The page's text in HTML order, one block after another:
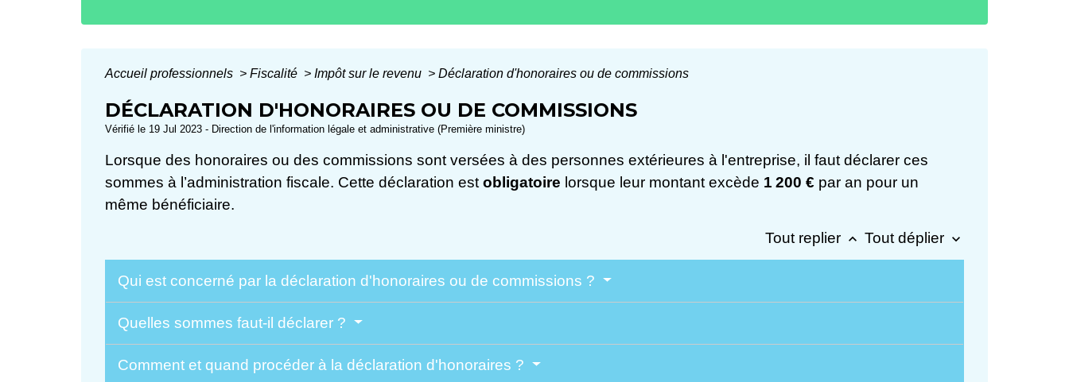
Accueil professionnels > Fiscalité > Impôt sur le revenu > Déclaration d'honoraires ou de commissions
DÉCLARATION D'HONORAIRES OU DE COMMISSIONS
Vérifié le 19 Jul 2023 - Direction de l'information légale et administrative (Première ministre)
Lorsque des honoraires ou des commissions sont versées à des personnes extérieures à l'entreprise, il faut déclarer ces
sommes à l’administration fiscale. Cette déclaration estobligatoire lorsque leur montant excède 1 200 € par an pour un
même bénéficiaire.
Tout replier keyboard_arrow_up Tout déplier keyboard_arrow_down
Qui est concerné par la déclaration d'honoraires ou de commissions ?
Quelles sommes faut-il déclarer ?
Comment et quand procéder à la déclaration d'honoraires ?